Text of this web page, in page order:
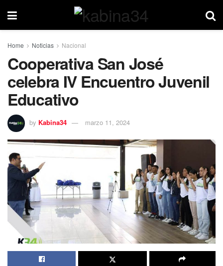
Home Noticias Nacional
Cooperativa San José
celebra IV Encuentro Juvenil
Educativo
by Kabina34 marzo 11, 2024